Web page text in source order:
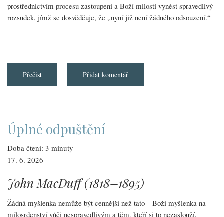
prostřednictvím procesu zastoupení a Boží milosti vynést spravedlivý
rozsudek, jímž se dosvědčuje, že „nyní již není žádného odsouzení.“
Přečíst
Deo
Přidat komentář
Úplné odpuštění
Doba čtení: 3 minuty
17. 6. 2026
John MacDuff (1818–1895)
Žádná myšlenka nemůže být cennější než tato – Boží myšlenka na
milosrdenství vůči nespravedlivým a těm, kteří si to nezaslouží.